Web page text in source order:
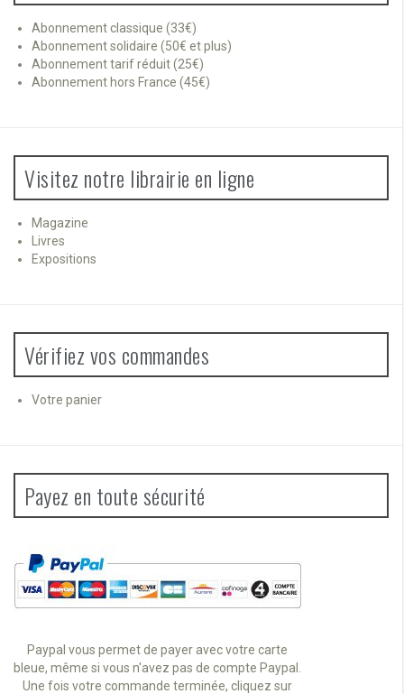
Abonnement classique (33€)
Abonnement solidaire (50€ et plus)
Abonnement tarif réduit (25€)
Abonnement hors France (45€)
Visitez notre librairie en ligne
Magazine
Livres
Expositions
Vérifiez vos commandes
Votre panier
Payez en toute sécurité
Paypal vous permet de payer avec votre carte
bleue, même si vous n'avez pas de compte Paypal.
Une fois votre commande terminée, cliquez sur